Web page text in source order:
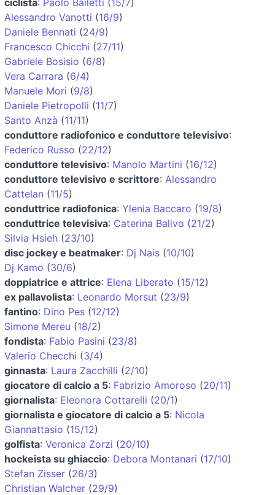
Alessandro Vanotti (16/9)
Daniele Bennati (24/9)
Francesco Chicchi (27/11)
Gabriele Bosisio (6/8)
Vera Carrara (6/4)
Manuele Mori (9/8)
Daniele Pietropolli (11/7)
Santo Anzà (11/11)
conduttore radiofonico e conduttore televisivo:
Federico Russo (22/12)
conduttore televisivo: Manolo Martini (16/12)
conduttore televisivo e scrittore: Alessandro
Cattelan (11/5)
conduttrice radiofonica: Ylenia Baccaro (19/8)
conduttrice televisiva: Caterina Balivo (21/2)
Silvia Hsieh (23/10)
disc jockey e beatmaker: Dj Nais (10/10)
Dj Kamo (30/6)
doppiatrice e attrice: Elena Liberato (15/12)
ex pallavolista: Leonardo Morsut (23/9)
fantino: Dino Pes (12/12)
Simone Mereu (18/2)
fondista: Fabio Pasini (23/8)
Valerio Checchi (3/4)
ginnasta: Laura Zacchilli (2/10)
giocatore di calcio a 5: Fabrizio Amoroso (20/11)
giornalista: Eleonora Cottarelli (20/1)
giornalista e giocatore di calcio a 5: Nicola
Giannattasio (15/12)
golfista: Veronica Zorzi (20/10)
hockeista su ghiaccio: Debora Montanari (17/10)
Stefan Zisser (26/3)
Christian Walcher (29/9)